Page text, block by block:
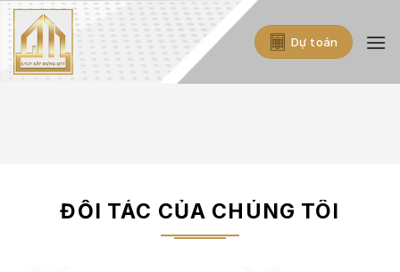
Skip
to
content
Dự toán
ĐỐI TÁC CỦA CHÚNG TÔI